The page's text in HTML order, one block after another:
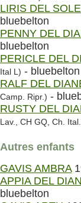
LIRIS DEL SOLE
bluebelton
PENNY DEL
bluebelton
PERICLE DEL
Ital L) - bluebelton
RALF DEL
Camp. Ripr.) -
RUSTY DEL
Lav., CH GQ, Ch.
Autres enfants
GAVIS AMBRA
APPIA DEL
bluebelton